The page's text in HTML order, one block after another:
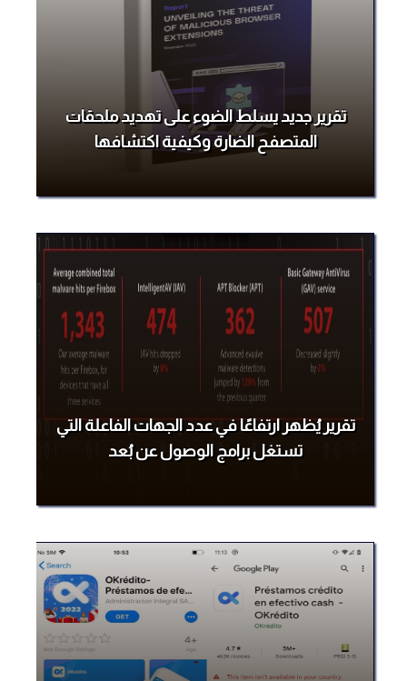
تقرير جديد يسلط الضوء على تهديد ملحقات
المتصفح الضارة وكيفية اكتشافها
تقرير يُظهر ارتفاعًا في عدد الجهات الفاعلة التي
تستغل برامج الوصول عن بُعد